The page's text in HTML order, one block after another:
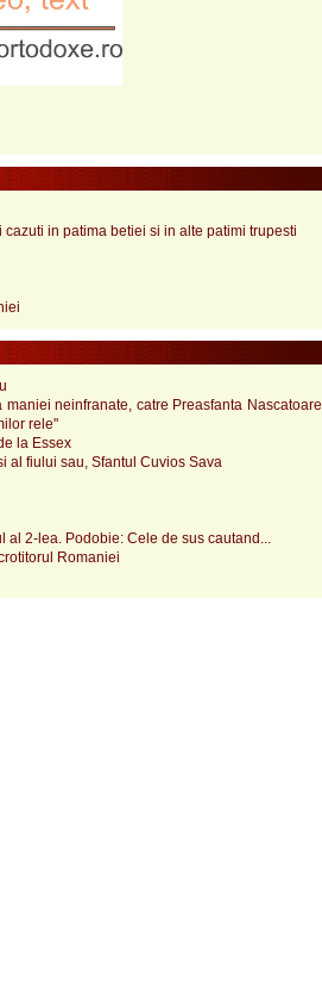
in patima betiei si in alte patimi trupesti
neinfranate, catre Preasfanta Nascatoare
rele"
la Essex
al fiului sau, Sfantul Cuvios Sava
2-lea. Podobie: Cele de sus cautand...
Romaniei